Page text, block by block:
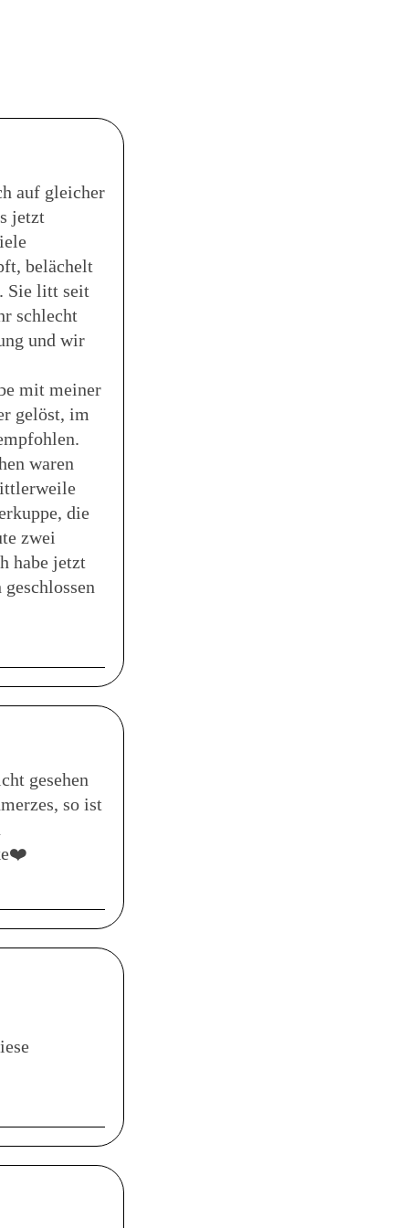
auf gleicher
jetzt
belächelt
Sie litt seit
schlecht
und wir
mit meiner
gelöst, im
waren
die
zwei
habe jetzt
gesehen
so ist